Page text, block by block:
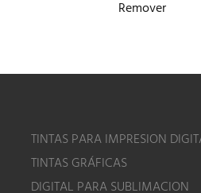
Remover
TINTAS PARA IMPRESION
TINTAS GRÁFICAS
DIGITAL PARA SUBLIMACION